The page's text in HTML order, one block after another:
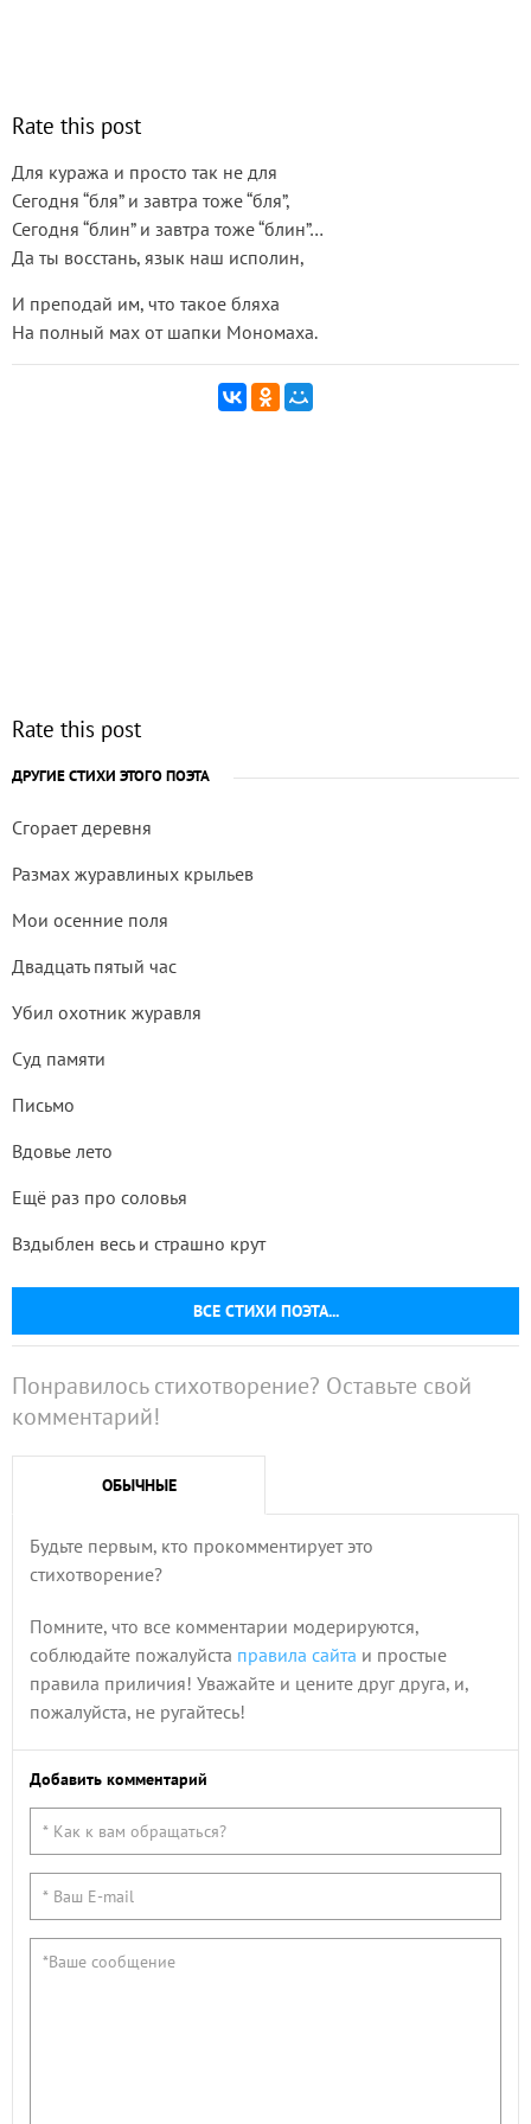
Rate this post
Для куража и просто так не для
Сегодня “бля” и завтра тоже “бля”,
Сегодня “блин” и завтра тоже “блин”…
Да ты восстань, язык наш исполин,
И преподай им, что такое бляха
На полный мах от шапки Мономаха.
Rate this post
ДРУГИЕ СТИХИ ЭТОГО ПОЭТА
ВСЕ СТИХИ ПОЭТА...
Сгорает деревня
Размах журавлиных крыльев
Мои осенние поля
Двадцать пятый час
Убил охотник журавля
Суд памяти
Письмо
Вдовье лето
Ещё раз про соловья
Вздыблен весь и страшно крут
Понравилось стихотворение? Оставьте свой
комментарий!
ОБЫЧНЫЕ
Будьте первым, кто прокомментирует это
стихотворение?
Помните, что все комментарии модерируются,
соблюдайте пожалуйста правила сайта и простые
правила приличия! Уважайте и цените друг друга, и,
пожалуйста, не ругайтесь!
Добавить комментарий